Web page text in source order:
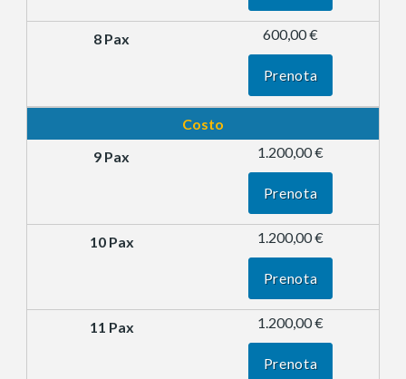
600,00 €
Prenota
Costo
1.200,00 €
Prenota
1.200,00 €
Prenota
1.200,00 €
Prenota